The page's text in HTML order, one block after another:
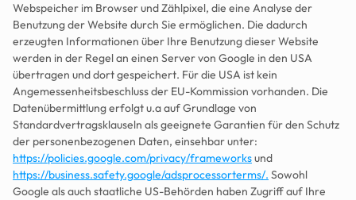
Webspeicher im Browser und Zählpixel, die eine Analyse der
Benutzung der Website durch Sie ermöglichen. Die dadurch
erzeugten Informationen über Ihre Benutzung dieser Website
werden in der Regel an einen Server von Google in den USA
übertragen und dort gespeichert. Für die USA ist kein
Angemessenheitsbeschluss der EU-Kommission vorhanden. Die
Datenübermittlung erfolgt u.a auf Grundlage von
Standardvertragsklauseln als geeignete Garantien für den Schutz
https://policies.google.com/privacy/frameworks
https://business.safety.google/adsprocessorterms/. Sowohl
Google als auch staatliche US-Behörden haben Zugriff auf Ihre